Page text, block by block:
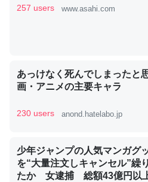
─GPTの仕組みと限界についての考察
昆虫ってカルシウム少ないのか
コオロギのカルシウム分はエビ
─ニュース :: 【研究発表】昆虫学の大
257 users www.asahi.com
あっけなく死んでしまったと
画・アニメの主要キャラ
230 users anond.hatelabo.jp
少年ジャンプの人気マンガグ
を“大量注文しキャンセル”繰
たか 女逮捕 総額43億円以